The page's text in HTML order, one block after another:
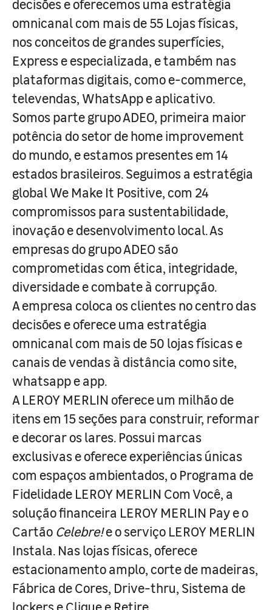
decisões e oferecemos uma estratégia
omnicanal com mais de 55 Lojas físicas,
nos conceitos de grandes superfícies,
Express e especializada, e também nas
plataformas digitais, como e-commerce,
televendas, WhatsApp e aplicativo.
Somos parte grupo ADEO, primeira maior
potência do setor de home improvement
do mundo, e estamos presentes em 14
estados brasileiros. Seguimos a estratégia
global We Make It Positive, com 24
compromissos para sustentabilidade,
inovação e desenvolvimento local. As
empresas do grupo ADEO são
comprometidas com ética, integridade,
diversidade e combate à corrupção.
A empresa coloca os clientes no centro das
decisões e oferece uma estratégia
omnicanal com mais de 50 lojas físicas e
canais de vendas à distância como site,
whatsapp e app.
A LEROY MERLIN oferece um milhão de
itens em 15 seções para construir, reformar
e decorar os lares. Possui marcas
exclusivas e oferece experiências únicas
com espaços ambientados, o Programa de
Fidelidade LEROY MERLIN Com Você, a
solução financeira LEROY MERLIN Pay e o
Cartão Celebre!e o serviço LEROY MERLIN
Instala. Nas lojas físicas, oferece
estacionamento amplo, corte de madeiras,
Fábrica de Cores, Drive-thru, Sistema de
lockers e Clique e Retire.